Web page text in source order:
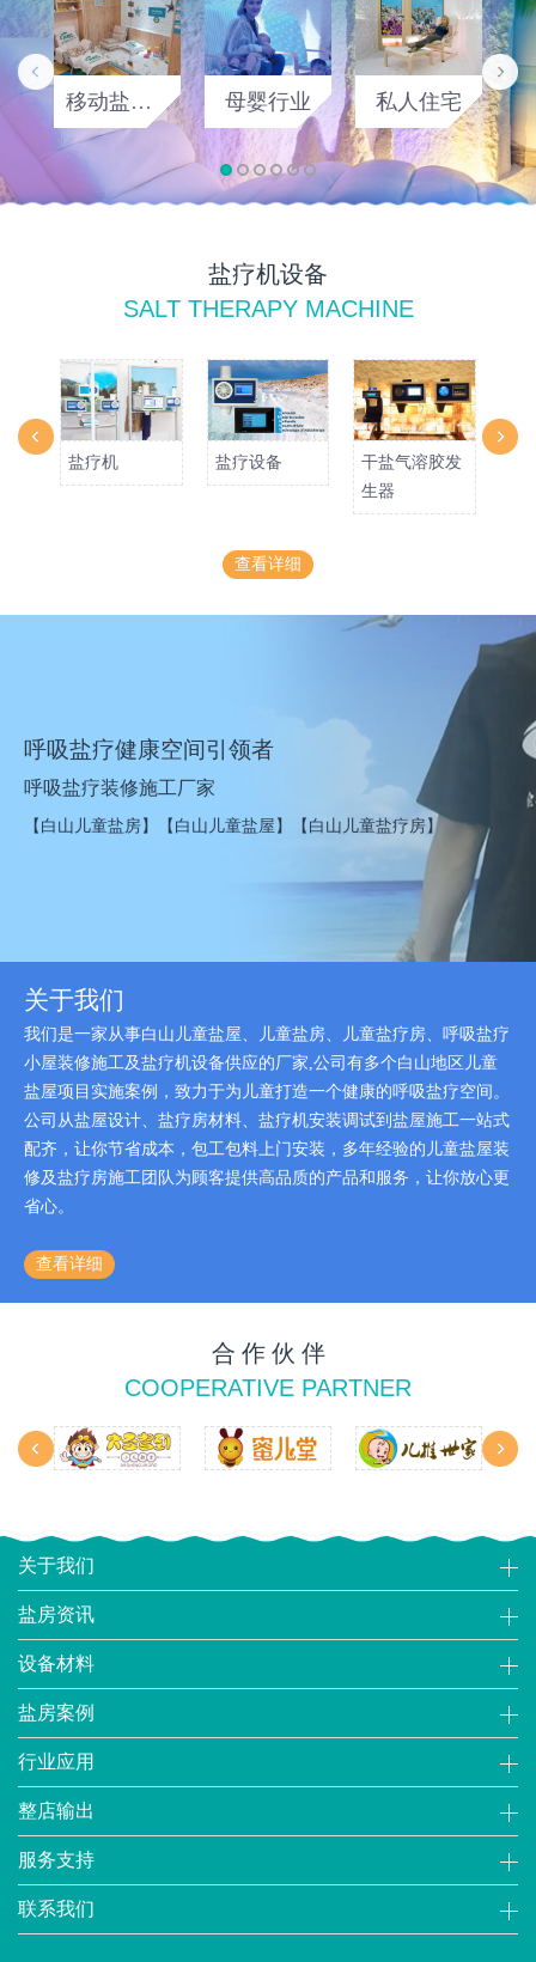
移动盐疗房 母婴行业 私人住宅
盐疗机设备
SALT THERAPY MACHINE
盐疗机 盐疗设备
干盐气溶胶发
生器
查看详细
呼吸盐疗健康空间引领者
呼吸盐疗装修施工厂家
【白山儿童盐房】【白山儿童盐屋】【白山儿童盐疗房】
关于我们
我们是一家从事白山儿童盐屋、儿童盐房、儿童盐疗房、呼吸盐疗
小屋装修施工及盐疗机设备供应的厂家,公司有多个白山地区儿童
盐屋项目实施案例，致力于为儿童打造一个健康的呼吸盐疗空间。
公司从盐屋设计、盐疗房材料、盐疗机安装调试到盐屋施工一站式
配齐，让你节省成本，包工包料上门安装，多年经验的儿童盐屋装
修及盐疗房施工团队为顾客提供高品质的产品和服务，让你放心更
省心。
查看详细
合 作 伙 伴
COOPERATIVE PARTNER
关于我们
盐房资讯
设备材料
盐房案例
行业应用
整店输出
服务支持
联系我们